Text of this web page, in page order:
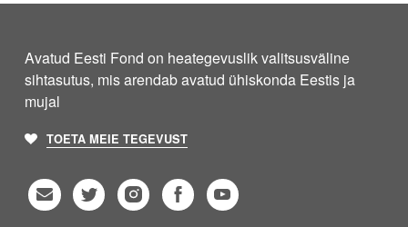
Avatud Eesti Fond on heategevuslik valitsusväline
sihtasutus, mis arendab avatud ühiskonda Eestis ja
mujal
TOETA MEIE TEGEVUST